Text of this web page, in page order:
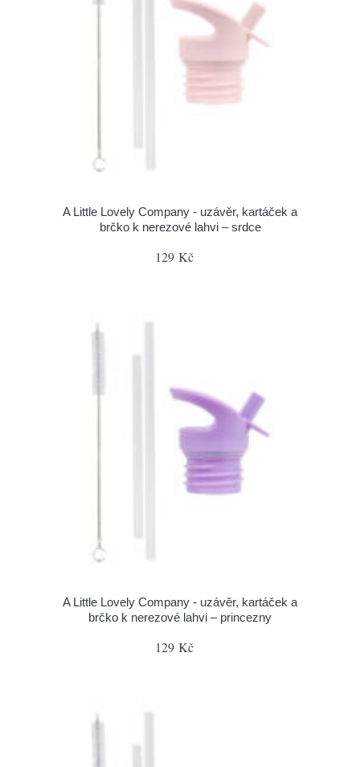
A Little Lovely Company - uzávěr, kartáček a
brčko k nerezové lahvi – srdce
129 Kč
A Little Lovely Company - uzávěr, kartáček a
brčko k nerezové lahvi – princezny
129 Kč